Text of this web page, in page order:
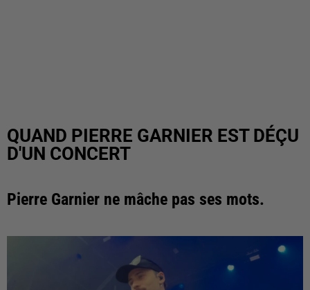
QUAND PIERRE GARNIER EST DÉÇU
D'UN CONCERT
Pierre Garnier ne mâche pas ses mots.